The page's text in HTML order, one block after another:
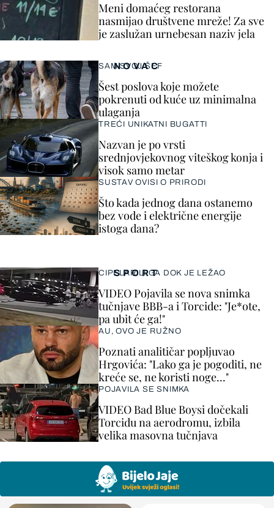
Meni domaćeg restorana
nasmijao društvene mreže! Za sve
je zaslužan urnebesan naziv jela
SPORT
CIPELARILI GA DOK JE LEŽAO
VIDEO Pojavila se nova snimka
tučnjave BBB-a i Torcide: "Je*ote,
pa ubit će ga!"
AU, OVO JE RUŽNO
Poznati analitičar popljuvao
Hrgovića: "Lako ga je pogoditi, ne
kreće se, ne koristi noge..."
POJAVILA SE SNIMKA
VIDEO Bad Blue Boysi dočekali
Torcidu na aerodromu, izbila
velika masovna tučnjava
NOVAC
SAM SVOJ ŠEF
Šest poslova koje možete
pokrenuti od kuće uz minimalna
ulaganja
TREĆI UNIKATNI BUGATTI
Nazvan je po vrsti
srednjovjekovnog viteškog konja i
visok samo metar
SUSTAV OVISI O PRIRODI
Što kada jednog dana ostanemo
bez vode i električne energije
istoga dana?